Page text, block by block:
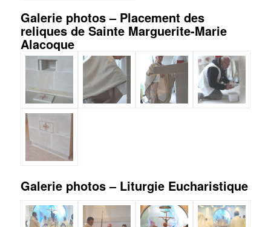
Galerie photos – Placement des
reliques de Sainte Marguerite-Marie
Alacoque
Galerie photos – Liturgie Eucharistique